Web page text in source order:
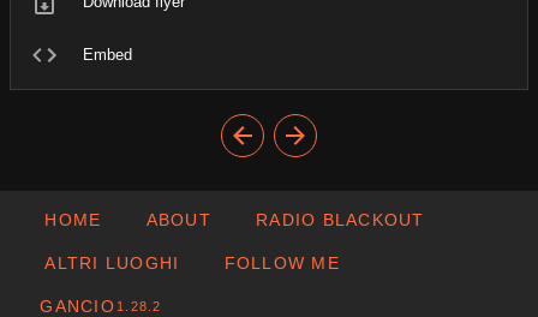
Embed
HOME ABOUT RADIO BLACKOUT
ALTRI LUOGHI FOLLOW ME
GANCIO 1.28.2